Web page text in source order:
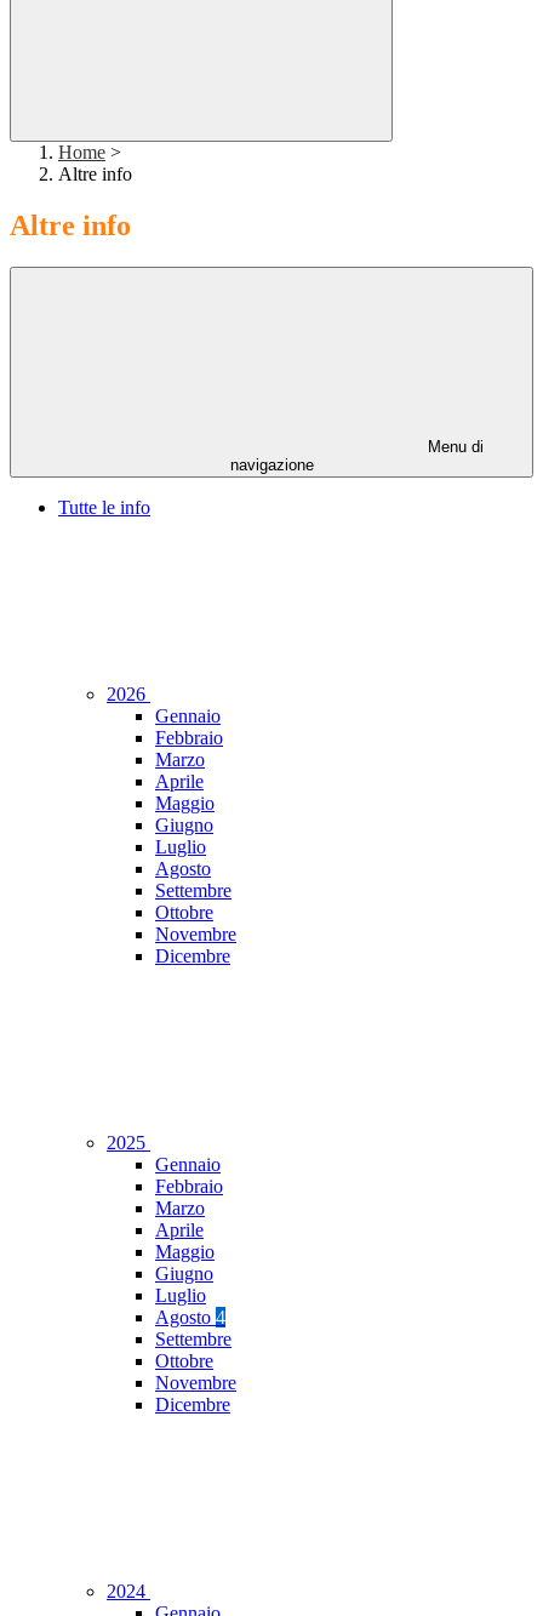
Home >
Altre info
Altre info
Menu di
navigazione
Tutte le info
2026
Gennaio
Febbraio
Marzo
Aprile
Maggio
Giugno
Luglio
Agosto
Settembre
Ottobre
Novembre
Dicembre
2025
Gennaio
Febbraio
Marzo
Aprile
Maggio
Giugno
Luglio
Agosto 4
Settembre
Ottobre
Novembre
Dicembre
2024